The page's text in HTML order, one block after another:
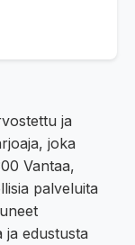
ja
joka
Vantaa,
palveluita
ja edustusta